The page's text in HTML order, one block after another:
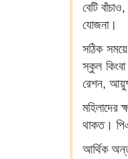
বেটি
যোজনা।
সঠিক
স্কুল
রেশন,
মহিলাদের
থাকত।
আর্থিক